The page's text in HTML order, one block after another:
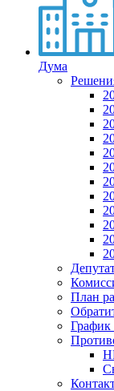
Дума
План
График